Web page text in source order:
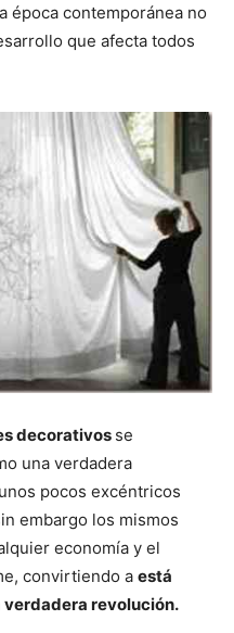
n n n
época contemporánea no
que afecta todos
decorativos se
una verdadera
pocos excéntricos
embargo los mismos
economía y el
convirtiendo a está
revolución.